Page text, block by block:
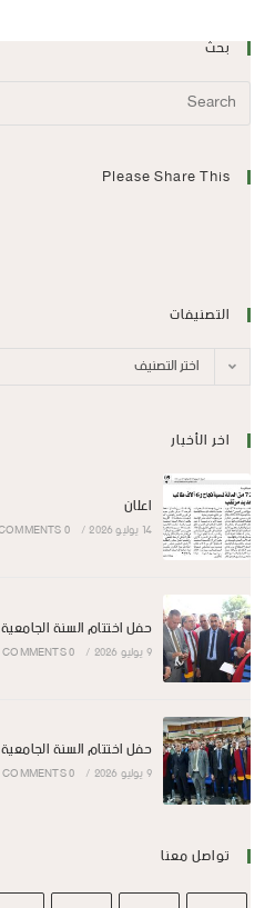
بحث
Please Share This
التصنيفات
اختر التصنيف
اخر الأخبار
اعلان
14 يوليو 2026 /
0 COMMENTS
حفل اختتام السنة الجامعية 2026/2025
9 يوليو 2026 /
0 COMMENTS
حفل اختتام السنة الجامعية 2026/2025
9 يوليو 2026 /
0 COMMENTS
تواصل معنا